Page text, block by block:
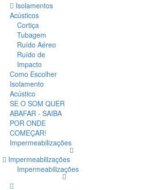
Isolamentos
Acústicos
Cortiça
Tubagem
Ruído Aéreo
Ruído de
Impacto
Como Escolher
Isolamento
Acústico
SE O SOM QUER
ABAFAR - SAIBA
POR ONDE
COMEÇAR!
Impermeabilizações
Impermeabilizações
Impermeabilizações